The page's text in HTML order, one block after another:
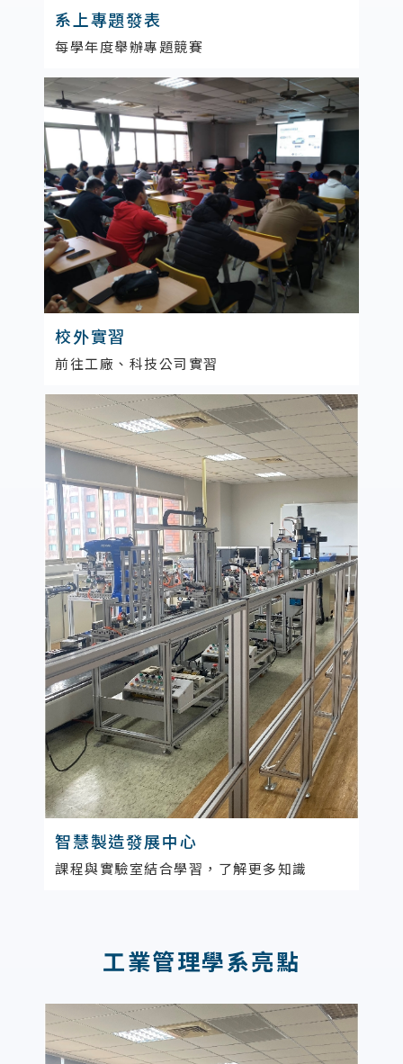
系上專題發表
每學年度舉辦專題競賽
校外實習
前往工廠、科技公司實習
智慧製造發展中心
課程與實驗室結合學習，了解更多知識
工業管理學系亮點